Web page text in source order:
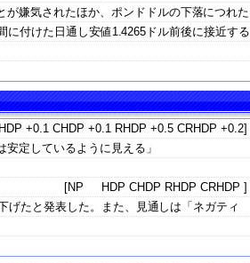
が嫌気されたほか、ポンドドルの下落につれた
付けた日通し安値1.4265ドル前後に接近する
+0.1 CHDP +0.1 RHDP +0.5 CRHDP +0.2]
定しているように見える」
[NP HDP CHDP RHDP CRHDP ]
げたと発表した。また、見通しは「ネガティ